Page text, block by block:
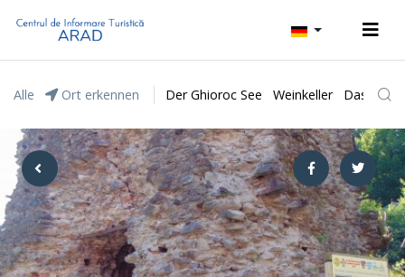
Alle Ort erkennen Der Ghioroc See Weinkeller Das